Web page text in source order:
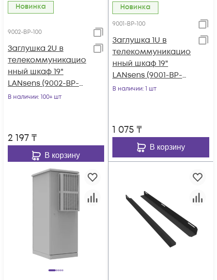
Новинка
9002-BP-100
Заглушка 2U в
телекоммуникацио
нный шкаф 19"
LANsens (9002-BP-
100)
В наличии: 100+ шт
2 197₸
В корзину
Новинка
9001-BP-100
Заглушка 1U в
телекоммуникацио
нный шкаф 19"
LANsens (9001-BP-
100)
В наличии: 1 шт
1 075 ₸
В корзину